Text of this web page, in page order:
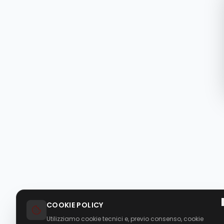
COOKIE POLICY
Utilizziamo cookie tecnici e, previo consenso, cookie